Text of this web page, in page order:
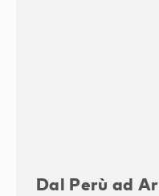
Dal Perù ad